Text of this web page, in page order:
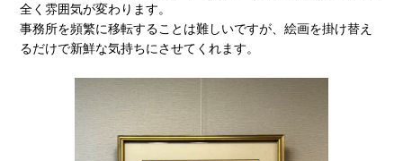
全く雰囲気が変わります。
事務所を頻繁に移転することは難しいですが、絵画を掛け替え
るだけで新鮮な気持ちにさせてくれます。